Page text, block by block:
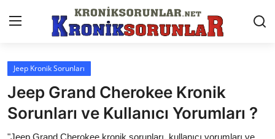
Anasayfa
Markalar
İletişim
Jeep Kronik Sorunları
Jeep Grand Cherokee Kronik
Sorunları ve Kullanıcı Yorumları ?
"Jeep Grand Cherokee kronik sorunları, kullanıcı yorumları ve